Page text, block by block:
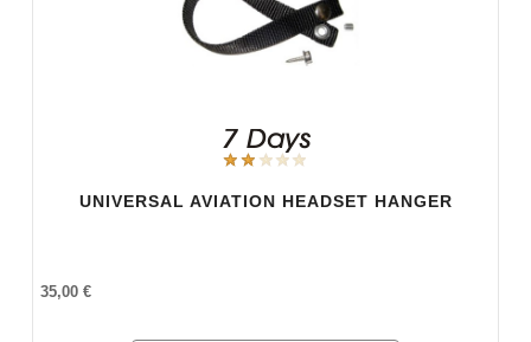
UNIVERSAL AVIATION HEADSET HANGER
35,00 €